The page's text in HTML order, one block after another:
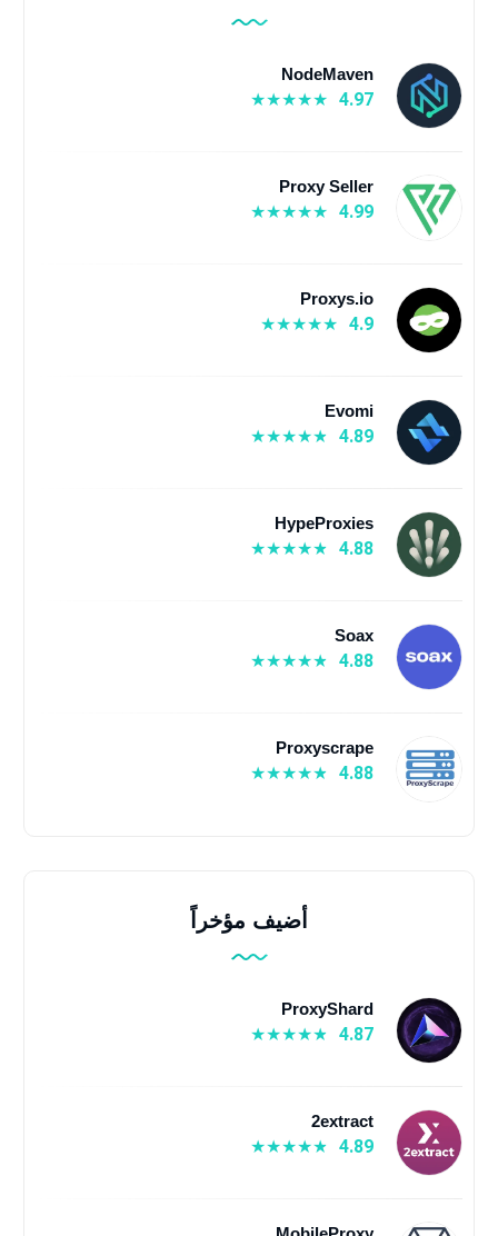
NodeMaven
4.97
Proxy Seller
4.99
Proxys.io
4.9
Evomi
4.89
HypeProxies
4.88
Soax
4.88
Proxyscrape
4.88
أضيف مؤخراً
ProxyShard
4.87
2extract
4.89